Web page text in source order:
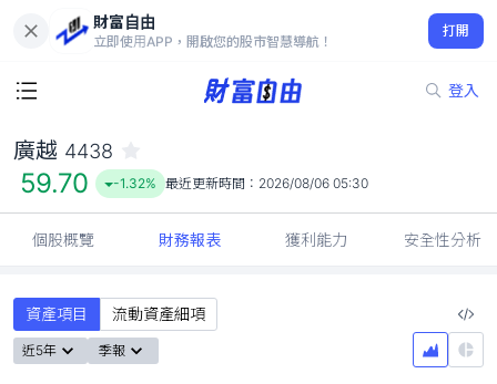
財富自由
立即使用APP，開啟您的股市智慧導航！
打開
登入
59.70
-1.32%
廣越 4438
59.70 -1.32% 最近更新時間： 2026/08/06 05:30
個股概覽 財務報表 獲利能力 安全性分析
資產項目 流動資產細項
近5年 季報